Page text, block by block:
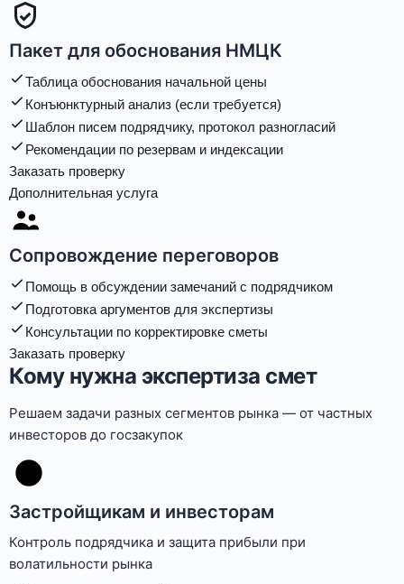
Пакет для обоснования НМЦК
Таблица обоснования начальной цены
Конъюнктурный анализ (если требуется)
Шаблон писем подрядчику, протокол разногласий
Рекомендации по резервам и индексации
Заказать проверку
Дополнительная услуга
Сопровождение переговоров
Помощь в обсуждении замечаний с подрядчиком
Подготовка аргументов для экспертизы
Консультации по корректировке сметы
Заказать проверку
Кому нужна экспертиза смет
Решаем задачи разных сегментов рынка — от частных
инвесторов до госзакупок
Застройщикам и инвесторам
Контроль подрядчика и защита прибыли при
волатильности рынка